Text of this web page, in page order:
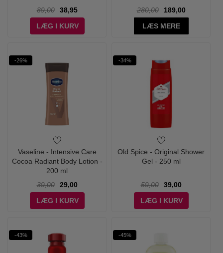
89,00
38,95
LÆG I KURV
280,00
189,00
LÆS MERE
-26%
Vaseline - Intensive Care
Cocoa Radiant Body Lotion -
200 ml
39,00
29,00
LÆG I KURV
-34%
Old Spice - Original Shower
Gel - 250 ml
59,00
39,00
LÆG I KURV
-43% -45%